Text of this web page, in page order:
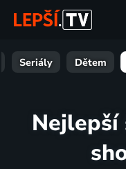
Seriály Dětem